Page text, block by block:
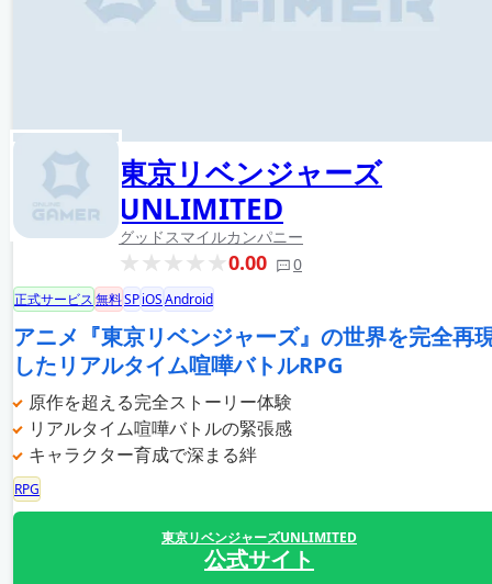
東京リベンジャーズ
UNLIMITED
グッドスマイルカンパニー
0.00 0
正式サービス無料SPiOSAndroid
アニメ『東京リベンジャーズ』の世界を完全再
したリアルタイム喧嘩バトルRPG
原作を超える完全ストーリー体験
リアルタイム喧嘩バトルの緊張感
キャラクター育成で深まる絆
RPG
東京リベンジャーズUNLIMITED
公式サイト